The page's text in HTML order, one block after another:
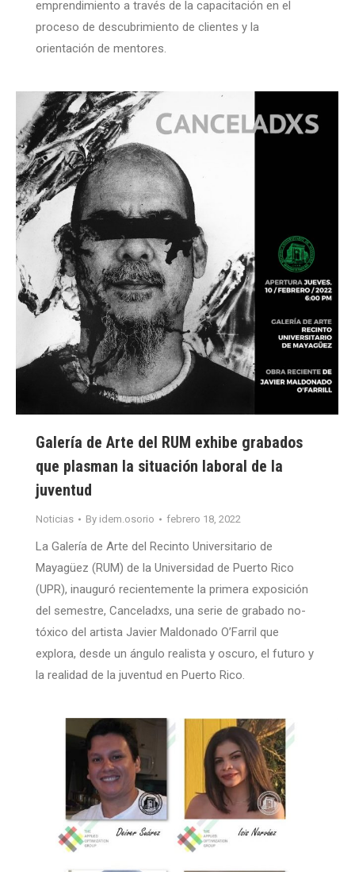
emprendimiento a través de la capacitación en el
proceso de descubrimiento de clientes y la
orientación de mentores.
Galería de Arte del RUM exhibe grabados
que plasman la situación laboral de la
juventud
Noticias By idem.osorio febrero 18, 2022
La Galería de Arte del Recinto Universitario de
Mayagüez (RUM) de la Universidad de Puerto Rico
(UPR), inauguró recientemente la primera exposición
del semestre, Canceladxs, una serie de grabado no-
tóxico del artista Javier Maldonado O’Farril que
explora, desde un ángulo realista y oscuro, el futuro y
la realidad de la juventud en Puerto Rico.